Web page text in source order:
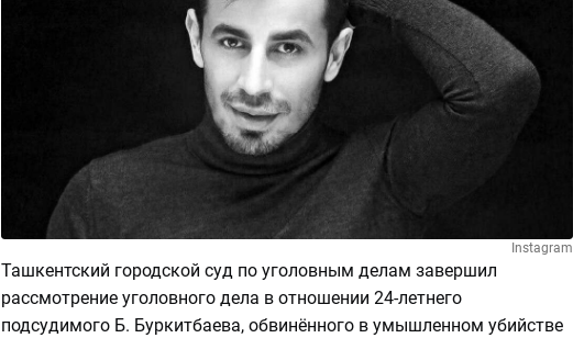
Instagram
Ташкентский городской суд по уголовным делам завершил
рассмотрение уголовного дела в отношении 24-летнего
подсудимого Б. Буркитбаева, обвинённого в умышленном убийстве